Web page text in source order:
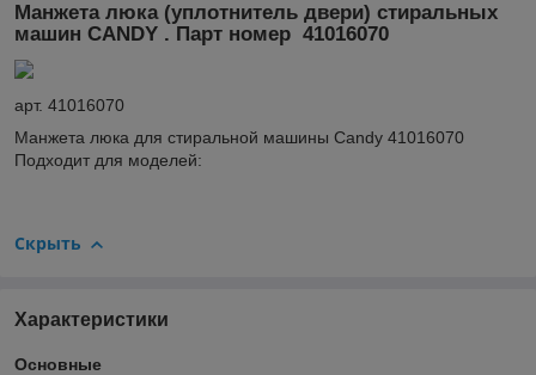
Манжета люка (уплотнитель двери) стиральных
машин CANDY . Парт номер 41016070
арт. 41016070
Манжета люка для стиральной машины Candy 41016070
Подходит для моделей:
Скрыть
Характеристики
Основные